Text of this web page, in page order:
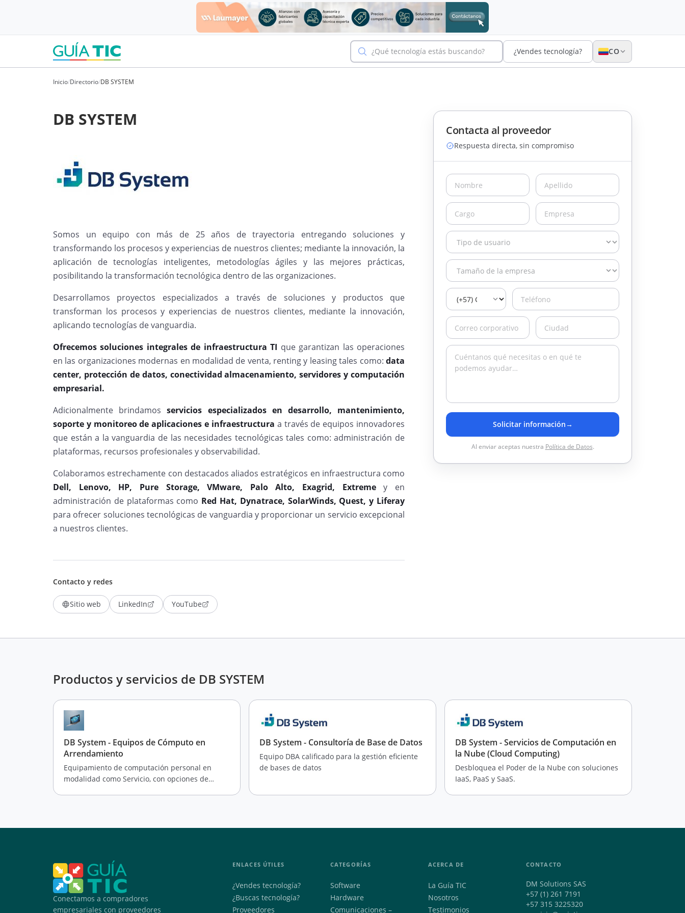
¿Qué tecnología estás buscando? ¿Vendes tecnología? CO
Inicio/Directorio/DB SYSTEM
DB SYSTEM
Somos un equipo con más de 25 años de trayectoria entregando soluciones y
transformando los procesos y experiencias de nuestros clientes; mediante la innovación, la
aplicación de tecnologías inteligentes, metodologías ágiles y las mejores prácticas,
posibilitando la transformación tecnológica dentro de las organizaciones.
Desarrollamos proyectos especializados a través de soluciones y productos que
transforman los procesos y experiencias de nuestros clientes, mediante la innovación,
aplicando tecnologías de vanguardia.
Ofrecemos soluciones integrales de infraestructura TI que garantizan las operaciones
en las organizaciones modernas en modalidad de venta, renting y leasing tales como: data
center, protección de datos, conectividad almacenamiento, servidores y computación
empresarial.
Adicionalmente brindamosservicios especializados en desarrollo, mantenimiento,
soporte y monitoreo de aplicaciones e infraestructura a través de equipos innovadores
que están a la vanguardia de las necesidades tecnológicas tales como: administración de
plataformas, recursos profesionales y observabilidad.
Colaboramos estrechamente con destacados aliados estratégicos en infraestructura como
Dell, Lenovo, HP, Pure Storage, VMware, Palo Alto, Exagrid, Extremey en
administración de plataformas como Red Hat, Dynatrace, SolarWinds, Quest, y Liferay
para ofrecer soluciones tecnológicas de vanguardia y proporcionar un servicio excepcional
a nuestros clientes.
Contacto y redes
Sitio web LinkedIn YouTube
Contacta al proveedor
Respuesta directa, sin compromiso
Solicitar información→
Al enviar aceptas nuestra Política de Datos.
Productos y servicios de DB SYSTEM
DB System - Equipos de Cómputo en
Arrendamiento
Equipamiento de computación personal en
modalidad como Servicio, con opciones de
DB System - Consultoría de Base de Datos
Equipo DBA calificado para la gestión eficiente
de bases de datos
DB System - Servicios de Computación en
la Nube (Cloud Computing)
Desbloquea el Poder de la Nube con soluciones
IaaS, PaaS y SaaS.
Conectamos a compradores
empresariales con proveedores
ENLACES ÚTILES
¿Vendes tecnología?
¿Buscas tecnología?
Proveedores
CATEGORÍAS
Software
Hardware
Comunicaciones –
ACERCA DE
La Guía TIC
Nosotros
Testimonios
CONTACTO
DM Solutions SAS
+57 (1) 261 7191
+57 315 3225320